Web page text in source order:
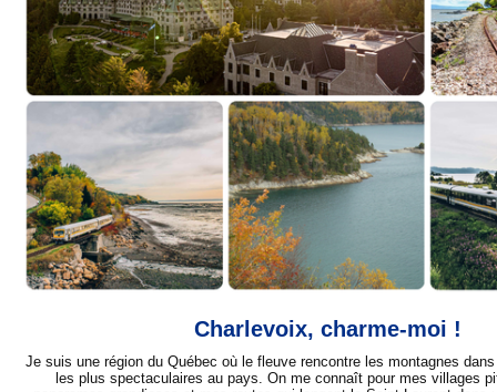
Charlevoix, charme-moi !
Je suis une région du Québec où le fleuve rencontre les montagnes
les plus spectaculaires au pays. On me connaît pour mes villages